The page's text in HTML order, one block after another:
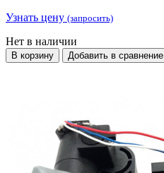
Узнать цену (запросить)
Нет в наличии
В корзину Добавить в сравнение